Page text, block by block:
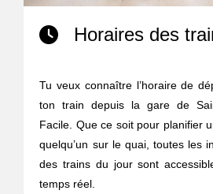
Horaires des
Tu veux connaître l’horaire de
ton train depuis la gare de
Facile. Que ce soit pour planifier
quelqu’un sur le quai, toutes les
des trains du jour sont
temps réel.